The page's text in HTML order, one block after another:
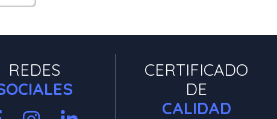
REDES
CERTIFICADO
DE
CALIDAD